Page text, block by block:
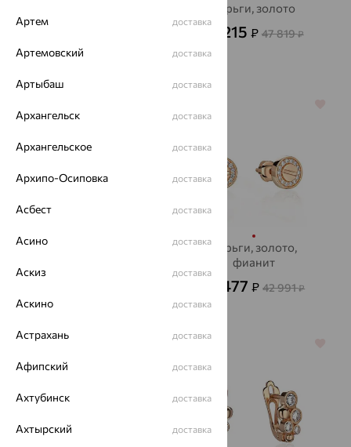
31 202
Серьги, золото
17 215 ₽ 47 819₽
14 318
Серьги, золото,
фианит
15 477₽ 42 991₽
Артем доставка
Артемовский доставка
Артыбаш доставка
Архангельск доставка
Архангельское доставка
Архипо-Осиповка доставка
Асбест доставка
Асино доставка
Аскиз доставка
Аскино доставка
Астрахань доставка
Афипский доставка
Ахтубинск доставка
Ахтырский доставка